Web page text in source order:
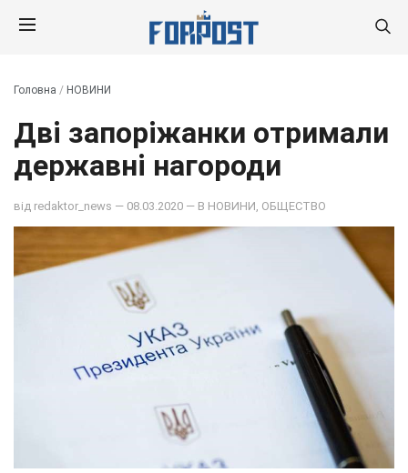
Головна / НОВИНИ
Дві запоріжанки отримали
державні нагороди
від redaktor_news — 08.03.2020 — В НОВИНИ ОБЩЕСТВО